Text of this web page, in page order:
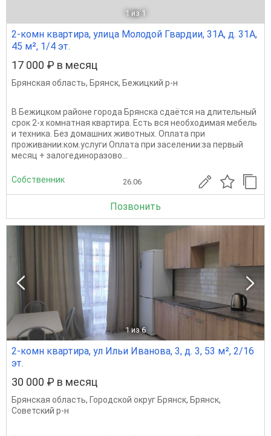
1 из 1
2-комн квартира, улица Молодой Гвардии, 31А, д. 31А,
45 м², 1/4 эт.
17 000 ₽ в месяц
Брянская область, Брянск, Бежицкий р-н
В Бежицком районе города Брянска сдаётся на длительный
срок 2-х комнатная квартира. Есть вся необходимая мебель
и техника. Без домашних животных. Оплата при
проживании:ком.услуги Оплата при заселении:за первый
месяц + залогединоразово...
Собственник 26.06
Позвонить
1 из 6
2-комн квартира, ул Ильи Иванова, 3, д. 3, 53 м², 2/16
эт.
30 000 ₽ в месяц
Брянская область, Городской округ Брянск, Брянск,
Советский р-н